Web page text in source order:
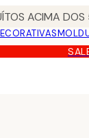
ACIMA